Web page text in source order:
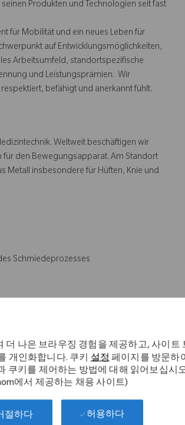
더 나은 브라우징 경험을 제공하고, 사이트
개인화합니다. 쿠키 설정페이지를 방문하
쿠키를 제어하는 방법에 대해 읽어보십시
에서 제공하는 채용 사이트)
절하다 허용하다
Produkten und Technologien seit fast
für Mobilität und ein neues Leben für
auf Entwicklungsmöglichkeiten,
Arbeitsumfeld, standortspezifische
und Leistungsprämien. Wir
befähigt und anerkannt fühlt.
Weltweit beschäftigen wir
den Bewegungsapparat. Am Standort
Metall insbesondere für Hüften, Knie und
Schmiedeprozesses
technologin,